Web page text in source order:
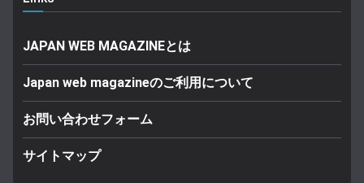
JAPAN WEB MAGAZINEとは
Japan web magazineのご利用について
お問い合わせフォーム
サイトマップ